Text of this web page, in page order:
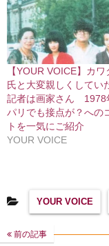
【YOUR VOICE】カワ
氏と大変親しくしてい
記者は画家さん 1978
パリでも接点が？への
トを一気にご紹介
YOUR VOICE
YOUR VOICE
前の記事